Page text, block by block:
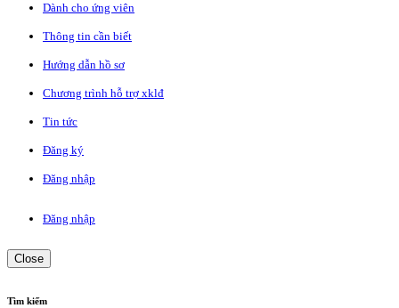
Dành cho ứng viên
Thông tin cần biết
Hướng dẫn hồ sơ
Chương trình hỗ trợ xklđ
Tin tức
Đăng ký
Đăng nhập
Đăng nhập
Close
Tìm kiếm